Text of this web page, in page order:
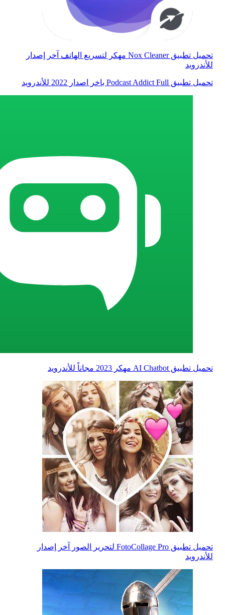
تحميل تطبيق Nox Cleaner مهكر لتسريع الهاتف آخر إصدار
للأندرويد
تحميل تطبيق Podcast Addict Full باخر اصدار 2022 للأندرويد
تحميل تطبيق AI Chatbot مهكر 2023 مجاناً للأندرويد
تحميل تطبيق FotoCollage Pro لتحرير الصور آخر إصدار
للأندرويد